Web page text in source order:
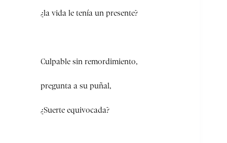
¿la vida le tenía un presente?
Culpable sin remordimiento,
pregunta a su puñal,
¿Suerte equivocada?